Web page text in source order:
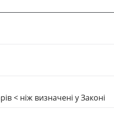
< нiж визначенi у Законi